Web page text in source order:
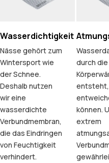
Wasserdichtigkeit
Nässe gehört zum
Wintersport wie
der Schnee.
Deshalb nutzen
wir eine
wasserdichte
Verbundmembran,
die das Eindringen
von Feuchtigkeit
verhindert.
durch die
können.
extrem